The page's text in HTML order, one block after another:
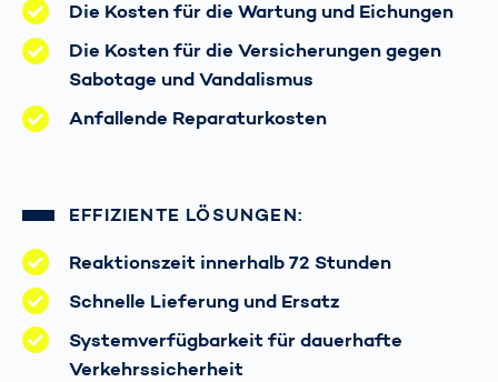
Die Kosten für die Wartung und Eichungen
Die Kosten für die Versicherungen gegen
Sabotage und Vandalismus
Anfallende Reparaturkosten
EFFIZIENTE LÖSUNGEN:
Reaktionszeit innerhalb 72 Stunden
Schnelle Lieferung und Ersatz
Systemverfügbarkeit für dauerhafte
Verkehrssicherheit